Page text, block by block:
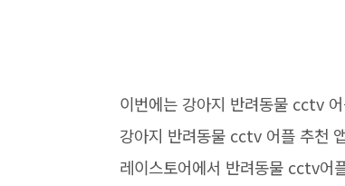
이번에는 강아지 반려동물 cctv
강아지 반려동물 cctv 어플 추천
레이스토어에서 반려동물 cctv어